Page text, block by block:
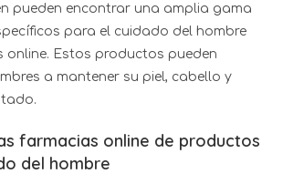
pueden encontrar una amplia gama
para el cuidado del hombre
online. Estos productos pueden
a mantener su piel, cabello y
farmacias online de productos
del hombre